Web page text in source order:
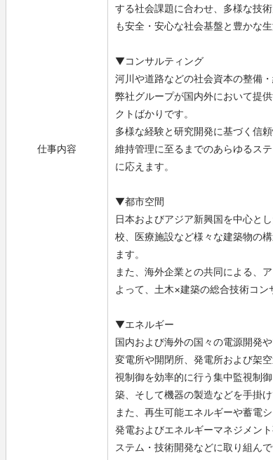
仕事内容
する社会課題に合わせ、多様な技
も安全・安心な社会基盤と豊かな
▼コンサルティング
河川や道路などの社会資本の整備
弊社グループが国内外において提
クトばかりです。
多様な経験と研究開発に基づく信
維持管理に至るまでのあらゆるス
に応えます。
▼都市空間
日本およびアジア新興国を中心と
校、医療施設など様々な建築物の
ます。
また、海外企業との共同による、
よって、土木×建築の総合技術コン
▼エネルギー
国内および海外の国々の電源開発
変電所や開閉所、発電所および架
視制御を効率的に行う集中監視制
築、そして機器の製造などを手掛け
また、再生可能エネルギーや蓄電
発電およびエネルギーマネジメン
ステム・技術開発などに取り組んで